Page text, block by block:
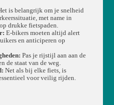
is belangrijk om je snelheid
met name in
drukke fietspaden.
E-bikers moeten altijd alert
en anticiperen op
Pas je rijstijl aan aan de
de staat van de weg.
Net als bij elke fiets, is
voor veilig rijden.